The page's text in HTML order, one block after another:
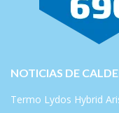
NOTICIAS DE
Termo Lydos Hybrid